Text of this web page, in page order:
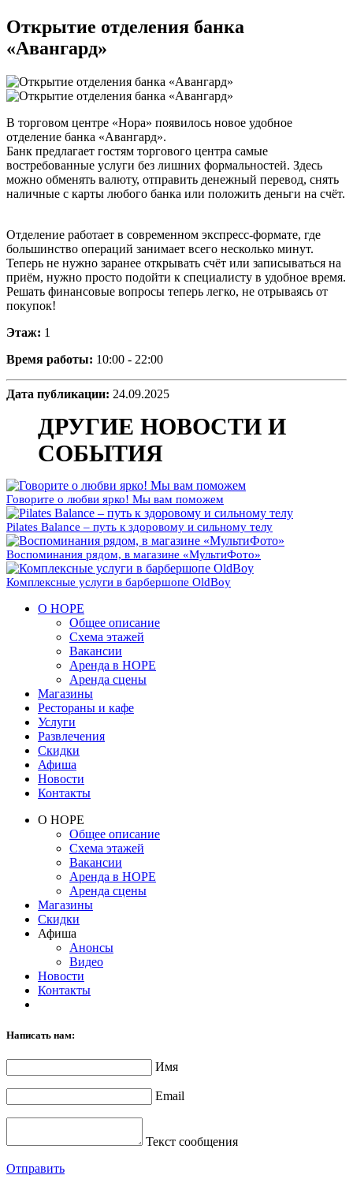
Открытие отделения банка
«Авангард»
В торговом центре «Нора» появилось новое удобное
отделение банка «Авангард».
Банк предлагает гостям торгового центра самые
востребованные услуги без лишних формальностей. Здесь
можно обменять валюту, отправить денежный перевод, снять
наличные с карты любого банка или положить деньги на счёт.
Отделение работает в современном экспресс-формате, где
большинство операций занимает всего несколько минут.
Теперь не нужно заранее открывать счёт или записываться на
приём, нужно просто подойти к специалисту в удобное время.
Решать финансовые вопросы теперь легко, не отрываясь от
покупок!
Этаж: 1
Время работы: 10:00 - 22:00
Дата публикации: 24.09.2025
ДРУГИЕ НОВОСТИ И
СОБЫТИЯ
Говорите о любви ярко! Мы вам поможем
Pilates Balance – путь к здоровому и сильному телу
Воспоминания рядом, в магазине «МультиФото»
Комплексные услуги в барбершопе OldBoy
О НОРЕ
Общее описание
Схема этажей
Вакансии
Аренда в НОРЕ
Аренда сцены
Магазины
Рестораны и кафе
Услуги
Развлечения
Скидки
Афиша
Новости
Контакты
О НОРЕ
Общее описание
Схема этажей
Вакансии
Аренда в НОРЕ
Аренда сцены
Магазины
Скидки
Афиша
Анонсы
Видео
Новости
Контакты
Написать нам:
Имя
Email
Текст сообщения
Отправить